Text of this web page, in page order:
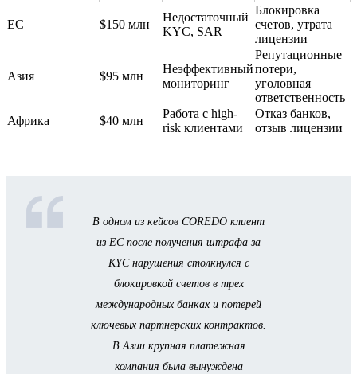
ЕС $150 млн
Недостаточный
KYC, SAR
Блокировка
счетов, утрата
лицензии
Азия $95 млн
Неэффективный
мониторинг
Репутационные
потери,
уголовная
ответственность
Африка
$40 млн
Работа с high-
risk клиентами
Отказ банков,
отзыв лицензии
В одном из кейсов COREDO клиент
из ЕС после получения штрафа за
KYC нарушения столкнулся с
блокировкой счетов в трех
международных банках и потерей
ключевых партнерских контрактов.
В Азии крупная платежная
компания была вынуждена